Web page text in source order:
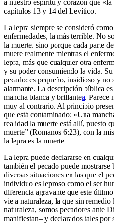
a nuestro espíritu y corazón que
capítulos 13 y 14 del Levítico.
La lepra siempre se consideró
enfermedades, la más terrible. No
la muerte, sino porque cada parte
muere realmente mientras el
lepra, más que cualquier otra
y su poder consumiendo la vida.
pecado: es pequeño, insidioso y no
alarmante. La descripción bíblica
mancha blanca y brillantea. Parece
muy al contrario. Al principio
que está contaminado: «Una
realidad la muerte está allí, puesto
muerte” (Romanos 6:23), con la
la lepra es la muerte.
La lepra puede declararse en
también el pecado puede mostrarse
diversas situaciones en las que el
individuo es leproso como el ser
diferencia agravante que este
vieja naturaleza, la que sin
naturaleza, somos pecadores ante
manifiestan– y declarados tales por